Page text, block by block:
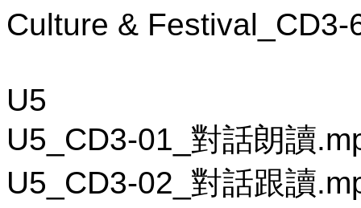
Culture & Festival_CD3-
U5
U5_CD3-01_對話朗讀
U5_CD3-02_對話跟讀